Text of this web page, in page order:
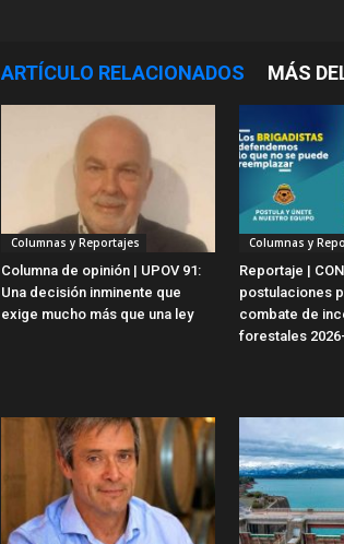
ARTÍCULO RELACIONADOS MÁS
Columnas y Reportajes
Columna de opinión | UPOV 91:
Una decisión inminente que
exige mucho más que una ley
Columnas y
Reportaje |
postulaciones
combate de
forestales